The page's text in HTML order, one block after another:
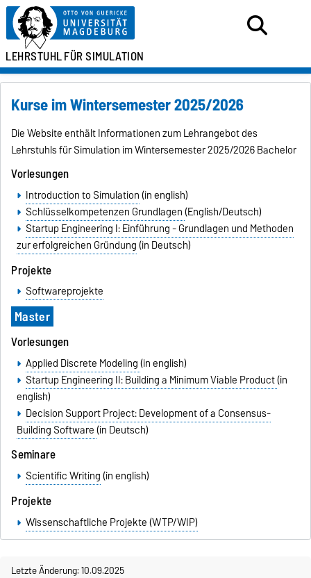
LEHRSTUHLFÜR SIMULATION
Kurse im Wintersemester 2025/2026
Die Website enthält Informationen zum Lehrangebot des
Lehrstuhls für Simulation im Wintersemester 2025/2026 Bachelor
Vorlesungen
Introduction to Simulation(in english)
Schlüsselkompetenzen Grundlagen(English/Deutsch)
Startup Engineering I: Einführung - Grundlagen und Methoden
zur erfolgreichen Gründung(in Deutsch)
Projekte
Softwareprojekte
Master
Vorlesungen
Applied Discrete Modeling(in english)
Startup Engineering II: Building a Minimum Viable Product(in
english)
Decision Support Project: Development of a Consensus-
Building Software(in Deutsch)
Seminare
Scientific Writing(in english)
Projekte
Wissenschaftliche Projekte (WTP/WIP)
Letzte Änderung: 10.09.2025